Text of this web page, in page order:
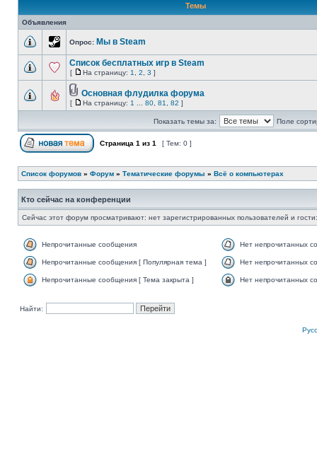
Темы
Объявления
Опрос: Мы в Steam
Список бесплатных игр в Steam
[ На страницу: 1 2 3 ]
Основная флудилка форума
[ На страницу: 1 80 81 82 ]
Показать темы за: Поле
Страница 1 из 1 [ Тем: 0 ]
Список форумов » Форум » Тематические форумы » Всё о компьютерах
Кто сейчас на конференции
Сейчас этот форум просматривают: нет зарегистрированных пользователей и
Непрочитанные сообщения Нет непрочитанных
Непрочитанные сообщения [ Популярная тема ] Нет непрочитанных
Непрочитанные сообщения [ Тема закрыта ] Нет непрочитанных
Найти: